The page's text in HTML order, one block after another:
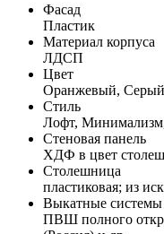
Фасад
Пластик
Материал корпуса
ЛДСП
Цвет
Оранжевый, Серый
Стиль
Лофт,
Стеновая панель
ХДФ в цвет
Столешница
пластиковая; из
Выкатные системы
ПВШ полного